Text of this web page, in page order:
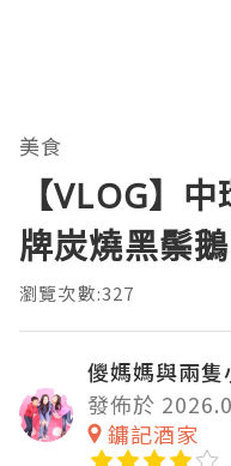
美食
【VLOG】
牌炭燒黑鬃鵝
瀏覽次數:327
儍媽媽與兩隻
發佈於
鏞記酒家